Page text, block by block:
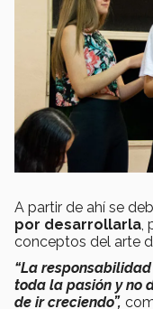
A partir de ahí se
por desarrollarla,
conceptos del arte
“La
toda la pasión y no
de ir creciendo”,